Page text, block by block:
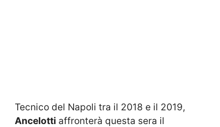
Tecnico del Napoli tra il 2018 e il 2019,
Ancelotti affronterà questa sera il